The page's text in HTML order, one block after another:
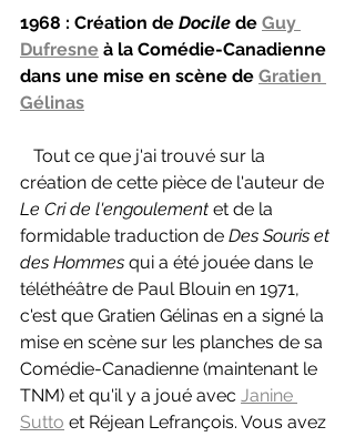
1968 : Création de Docile de Guy
Dufresne à la Comédie-Canadienne
dans une mise en scène de Gratien
Gélinas
création de cette pièce de l'auteur de
Le Cri de l'engoulement et de la
formidable traduction de Des Souris et
des Hommes qui a été jouée dans le
téléthéâtre de Paul Blouin en 1971,
c'est que Gratien Gélinas en a signé la
mise en scène sur les planches de sa
Comédie-Canadienne (maintenant le
TNM) et qu'il y a joué avec Janine
Sutto et Réjean Lefrançois. Vous avez